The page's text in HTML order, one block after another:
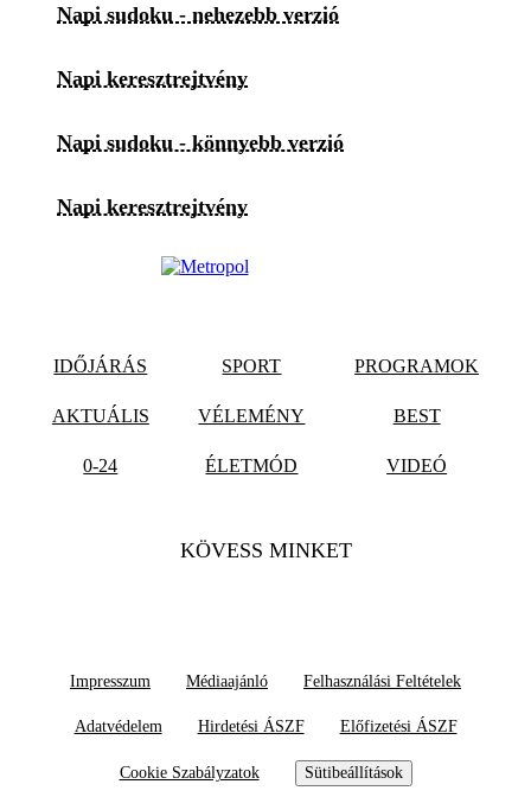
Napi sudoku - nehezebb verzió
Napi keresztrejtvény
Napi sudoku - könnyebb verzió
Napi keresztrejtvény
IDŐJÁRÁS SPORT PROGRAMOK
AKTUÁLIS VÉLEMÉNY BEST
0-24 ÉLETMÓD VIDEÓ
KÖVESS MINKET
Impresszum Médiaajánló Felhasználási Feltételek
Adatvédelem Hirdetési ÁSZF Előfizetési ÁSZF
Cookie Szabályzatok Sütibeállítások